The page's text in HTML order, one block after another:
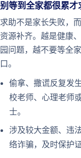
别等到全家都很累才
求助不是家长失败，
资源补齐。越是健康
园问题，越不要等全
口。
偷拿、撒谎反复发
校老师、心理老师
士。
涉及较大金额、违
络诈骗，及时保护